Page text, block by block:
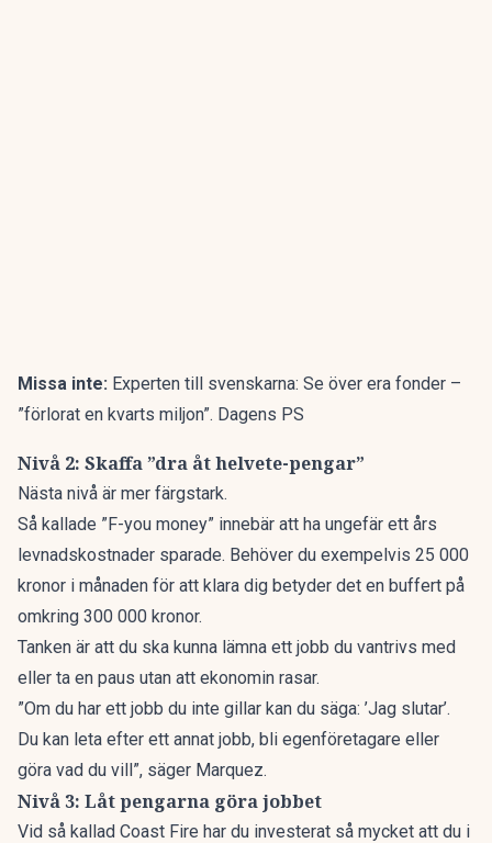
Missa inte: Experten till svenskarna: Se över era fonder –
”förlorat en kvarts miljon”. Dagens PS
Nivå 2: Skaffa ”dra åt helvete-pengar”
Nästa nivå är mer färgstark.
Så kallade ”F-you money” innebär att ha ungefär ett års
levnadskostnader sparade. Behöver du exempelvis 25 000
kronor i månaden för att klara dig betyder det en buffert på
omkring 300 000 kronor.
Tanken är att du ska kunna lämna ett jobb du vantrivs med
eller ta en paus utan att ekonomin rasar.
”Om du har ett jobb du inte gillar kan du säga: ’Jag slutar’.
Du kan leta efter ett annat jobb, bli egenföretagare eller
göra vad du vill”, säger Marquez.
Nivå 3: Låt pengarna göra jobbet
Vid så kallad Coast Fire har du investerat så mycket att du i